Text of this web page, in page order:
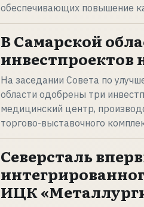
обеспечивающих повышение
В Самарской
инвестпроектов
На заседании Совета по
области одобрены три
медицинский центр,
торгово-выставочного
Северсталь
ИЦК